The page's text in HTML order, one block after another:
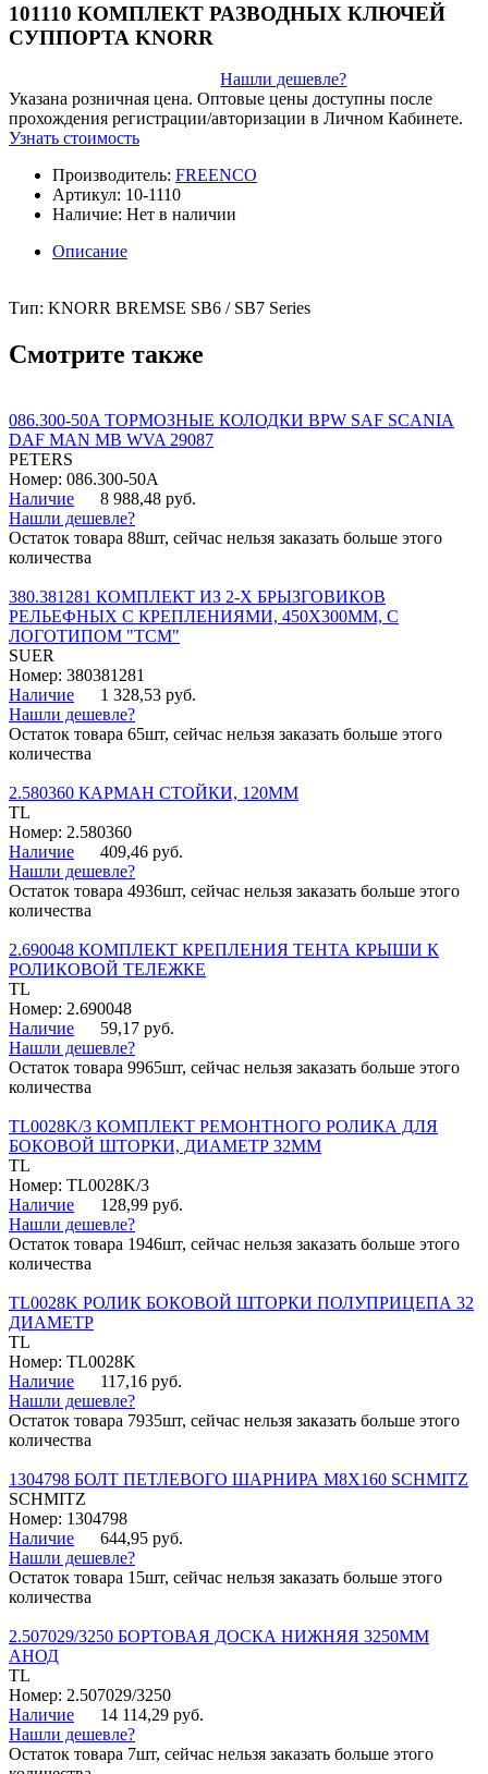
101110 КОМПЛЕКТ РАЗВОДНЫХ КЛЮЧЕЙ
СУППОРТА KNORR
Нашли дешевле?
Указана розничная цена. Оптовые цены доступны после
прохождения регистрации/авторизации в Личном Кабинете.
Узнать стоимость
Производитель: FREENCO
Артикул: 10-1110
Наличие: Нет в наличии
Описание
Тип: KNORR BREMSE SB6 / SB7 Series
Смотрите также
086.300-50A ТОРМОЗНЫЕ КОЛОДКИ BPW SAF SCANIA
DAF MAN MB WVA 29087
PETERS
Номер: 086.300-50A
Наличие
8 988,48 руб.
Нашли дешевле?
Остаток товара 88шт, сейчас нельзя заказать больше этого
количества
380.381281 КОМПЛЕКТ ИЗ 2-Х БРЫЗГОВИКОВ
РЕЛЬЕФНЫХ С КРЕПЛЕНИЯМИ, 450Х300ММ, С
ЛОГОТИПОМ "ТСМ"
SUER
Номер: 380381281
Наличие
1 328,53 руб.
Нашли дешевле?
Остаток товара 65шт, сейчас нельзя заказать больше этого
количества
2.580360 КАРМАН СТОЙКИ, 120ММ
TL
Номер: 2.580360
Наличие
409,46 руб.
Нашли дешевле?
Остаток товара 4936шт, сейчас нельзя заказать больше этого
количества
2.690048 КОМПЛЕКТ КРЕПЛЕНИЯ ТЕНТА КРЫШИ К
РОЛИКОВОЙ ТЕЛЕЖКЕ
TL
Номер: 2.690048
Наличие
59,17 руб.
Нашли дешевле?
Остаток товара 9965шт, сейчас нельзя заказать больше этого
количества
TL0028K/3 КОМПЛЕКТ РЕМОНТНОГО РОЛИКА ДЛЯ
БОКОВОЙ ШТОРКИ, ДИАМЕТР 32ММ
TL
Номер: TL0028K/3
Наличие
128,99 руб.
Нашли дешевле?
Остаток товара 1946шт, сейчас нельзя заказать больше этого
количества
TL0028K РОЛИК БОКОВОЙ ШТОРКИ ПОЛУПРИЦЕПА 32
ДИАМЕТР
TL
Номер: TL0028K
Наличие
117,16 руб.
Нашли дешевле?
Остаток товара 7935шт, сейчас нельзя заказать больше этого
количества
1304798 БОЛТ ПЕТЛЕВОГО ШАРНИРА М8Х160 SCHMITZ
SCHMITZ
Номер: 1304798
Наличие
644,95 руб.
Нашли дешевле?
Остаток товара 15шт, сейчас нельзя заказать больше этого
количества
2.507029/3250 БОРТОВАЯ ДОСКА НИЖНЯЯ 3250ММ
АНОД
TL
Номер: 2.507029/3250
Наличие
14 114,29 руб.
Нашли дешевле?
Остаток товара 7шт, сейчас нельзя заказать больше этого